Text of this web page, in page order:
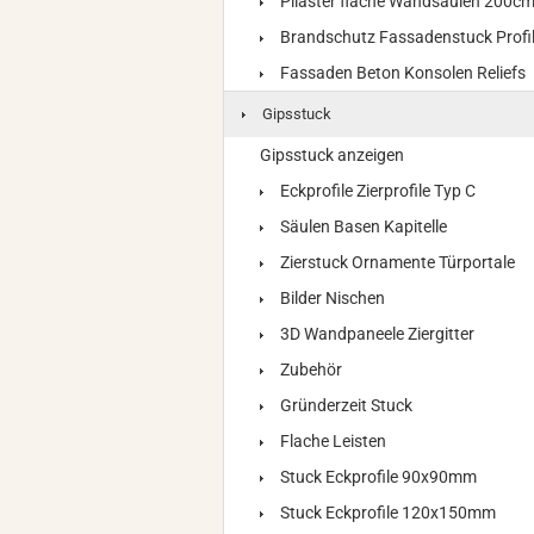
Brandschutz Fassadenstuck
Fassaden Beton Konsolen Reliefs
Gipsstuck
Gipsstuck anzeigen
Eckprofile Zierprofile Typ C
Säulen Basen Kapitelle
Zierstuck Ornamente Türportale
Bilder Nischen
3D Wandpaneele Ziergitter
Zubehör
Gründerzeit Stuck
Flache Leisten
Stuck Eckprofile 90x90mm
Stuck Eckprofile 120x150mm